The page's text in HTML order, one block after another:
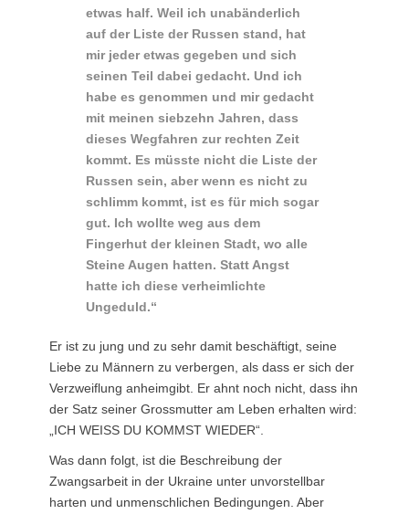
etwas half. Weil ich unabänderlich
auf der Liste der Russen stand, hat
mir jeder etwas gegeben und sich
seinen Teil dabei gedacht. Und ich
habe es genommen und mir gedacht
mit meinen siebzehn Jahren, dass
dieses Wegfahren zur rechten Zeit
kommt. Es müsste nicht die Liste der
Russen sein, aber wenn es nicht zu
schlimm kommt, ist es für mich sogar
gut. Ich wollte weg aus dem
Fingerhut der kleinen Stadt, wo alle
Steine Augen hatten. Statt Angst
hatte ich diese verheimlichte
Ungeduld.“
Er ist zu jung und zu sehr damit beschäftigt, seine
Liebe zu Männern zu verbergen, als dass er sich der
Verzweiflung anheimgibt. Er ahnt noch nicht, dass ihn
der Satz seiner Grossmutter am Leben erhalten wird:
„ICH WEISS DU KOMMST WIEDER“.
Was dann folgt, ist die Beschreibung der
Zwangsarbeit in der Ukraine unter unvorstellbar
harten und unmenschlichen Bedingungen. Aber